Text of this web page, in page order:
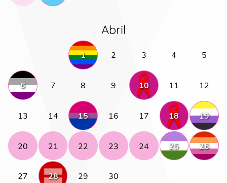
Abril
1 2 3 4 5
6 7 8 9 10 11 12
13 14 15 16 17 18 19
20 21 22 23 24 25 26
27 28 29 30